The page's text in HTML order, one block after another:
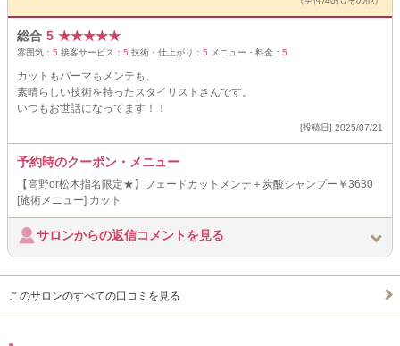
総合 5 ★★★★★
雰囲気： 5 接客サービス： 5 技術・仕上がり： 5 メニュー・料金： 5
カットもパーマもメンテも、
素晴らしい技術を持ったスタイリストさんです。
いつもお世話になってます！！
[投稿日] 2025/07/21
予約時のクーポン・メニュー
【高野or松木指名限定★】フェードカットメンテ＋炭酸シャンプー￥3630
[施術メニュー] カット
サロンからの返信コメントを見る
このサロンのすべての口コミを見る